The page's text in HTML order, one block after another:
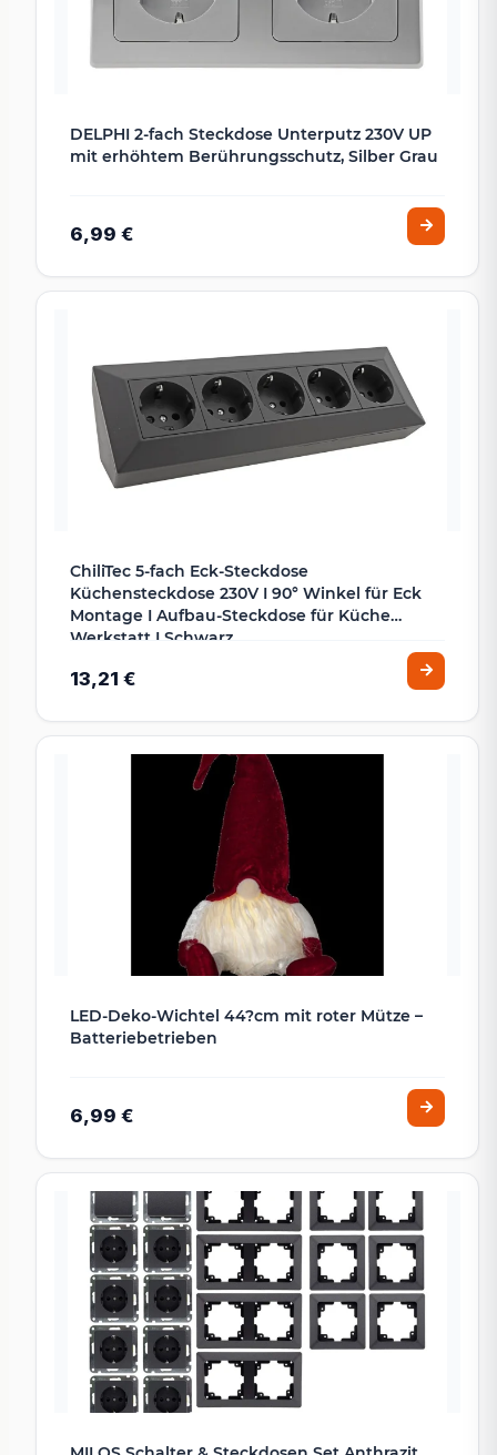
DELPHI 2-fach Steckdose Unterputz 230V UP
mit erhöhtem Berührungsschutz, Silber Grau
6,99 €
ChiliTec 5-fach Eck-Steckdose
Küchensteckdose 230V I 90° Winkel für Eck
Montage I Aufbau-Steckdose für Küche
Werkstatt I Schwarz
13,21 €
LED-Deko-Wichtel 44?cm mit roter Mütze –
Batteriebetrieben
6,99 €